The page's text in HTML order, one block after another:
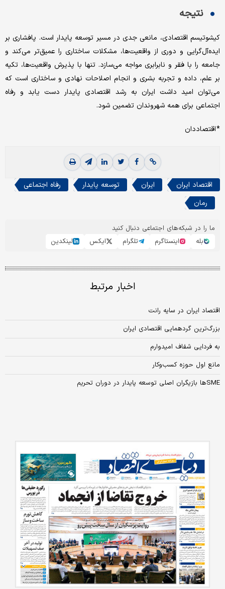
نتیجه‌
کیشوتیسم اقتصادی، مانعی جدی در مسیر توسعه پایدار است. پافشاری بر
ایده‌آل‌گرایی و دوری از واقعیت‌ها، مشکلات ساختاری را عمیق‌تر می‌کند و
جامعه را با فقر و نابرابری مواجه می‌سازد. تنها با پذیرش واقعیت‌ها، تکیه
بر علم، داده و تجربه بشری و انجام اصلاحات نهادی و ساختاری است که
می‌توان امید داشت ایران به رشد اقتصادی پایدار دست یابد و رفاه
اجتماعی برای همه شهروندان تضمین شود.
* اقتصاددان
اقتصاد ایران ایران توسعه پایدار
رفاه اجتماعی
رمان
ما را در شبکه‌های اجتماعی دنبال کنید
بله
اینستاگرم تلگرام ایکس لینکدین
اخبار مرتبط
اقتصاد ایران در سایه رانت
بزرگ‌ترین گردهمایی اقتصادی ایران
به فردایی شفاف امیدوارم
مانع اول حوزه کسب‌‌‌‌‌‌‌‌‌وکار
SMEها بازیگران اصلی توسعه پایدار در دوران تحریم